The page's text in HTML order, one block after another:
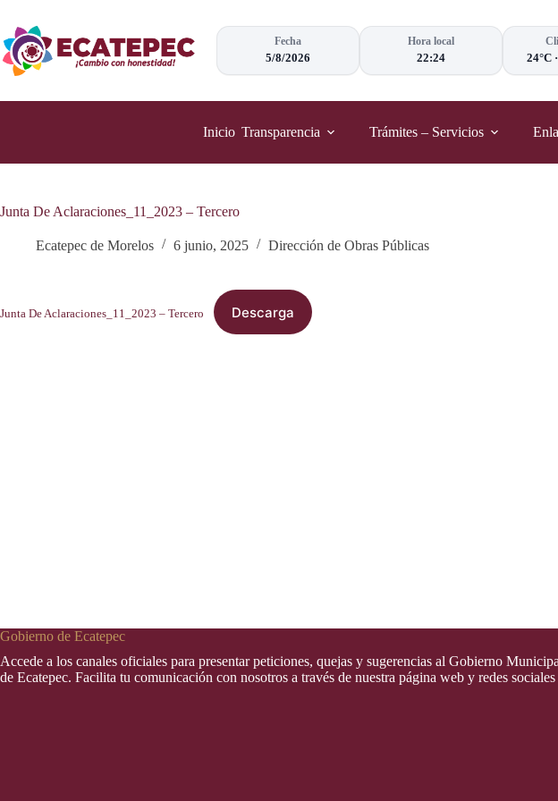
contenido
Fecha
5/8/2026
Hora local
22:24 24°C ·
Inicio Transparencia Trámites – Servicios
Junta De Aclaraciones_11_2023 – Tercero
Ecatepec de Morelos 6 junio, 2025 Dirección de Obras Públicas
Junta De Aclaraciones_11_2023 – Tercero Descarga
Gobierno de Ecatepec
Accede a los canales oficiales para presentar peticiones, quejas y sugerencias al Gobierno
de Ecatepec. Facilita tu comunicación con nosotros a través de nuestra página web y redes sociales